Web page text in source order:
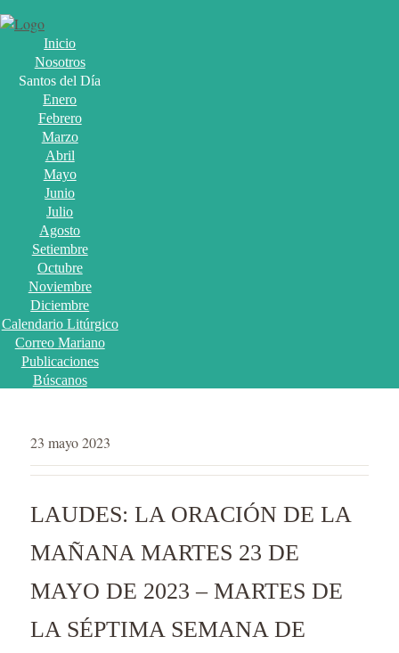
Inicio
Nosotros
Santos del Día
Enero
Febrero
Marzo
Abril
Mayo
Junio
Julio
Agosto
Setiembre
Octubre
Noviembre
Diciembre
Calendario Litúrgico
Correo Mariano
Publicaciones
Búscanos
23 mayo 2023
LAUDES: LA ORACIÓN DE LA
MAÑANA MARTES 23 DE
MAYO DE 2023 – MARTES DE
LA SÉPTIMA SEMANA DE